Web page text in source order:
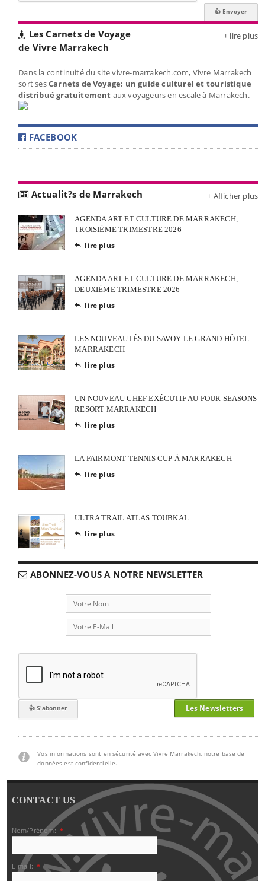
Les Carnets de Voyage
de Vivre Marrakech
+ lire plus
Dans la continuité du site vivre-marrakech.com, Vivre Marrakech
sort sesCarnets de Voyage: un guide culturel et touristique
distribué gratuitement aux voyageurs en escale à Marrakech.
FACEBOOK
Actualit?s de Marrakech + Afficher plus
AGENDA ART ET CULTURE DE MARRAKECH,
TROISIÈME TRIMESTRE 2026
 lire plus
AGENDA ART ET CULTURE DE MARRAKECH,
DEUXIÈME TRIMESTRE 2026
 lire plus
LES NOUVEAUTÉS DU SAVOY LE GRAND HÔTEL
MARRAKECH
 lire plus
UN NOUVEAU CHEF EXÉCUTIF AU FOUR SEASONS
RESORT MARRAKECH
 lire plus
LA FAIRMONT TENNIS CUP À MARRAKECH
 lire plus
ULTRA TRAIL ATLAS TOUBKAL
 lire plus
ABONNEZ-VOUS A NOTRE NEWSLETTER
Les Newsletters
Vos informations sont en sécurité avec Vivre Marrakech, notre base de
données est confidentielle.
CONTACT US
Nom/Prénom: *
E-mail: *